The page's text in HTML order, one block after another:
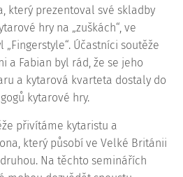
který prezentoval své skladby
hry na „zuškách“, ve
Účastníci soutěže
a Fabian byl rád, že se jeho
a kytarová kvarteta dostaly do
kytarové hry.
přivítáme kytaristu a
který působí ve Velké Británii
Na těchto seminářích